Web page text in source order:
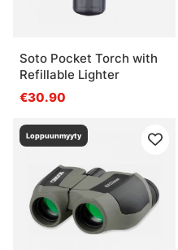
Soto Pocket Torch with
Refillable Lighter
€30.90
Loppuunmyyty